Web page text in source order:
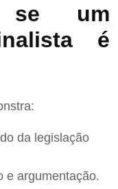
se um
é
da legislação
e argumentação.